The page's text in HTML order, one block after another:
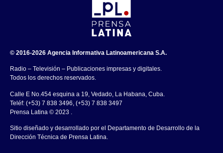
© 2016-2026 Agencia Informativa Latinoamericana S.A.
Radio – Televisión – Publicaciones impresas y digitales.
Todos los derechos reservados.
Calle E No.454 esquina a 19, Vedado, La Habana, Cuba.
Teléf: (+53) 7 838 3496, (+53) 7 838 3497
Prensa Latina © 2023 .
Sitio diseñado y desarrollado por el Departamento de Desarrollo de la
Dirección Técnica de Prensa Latina.